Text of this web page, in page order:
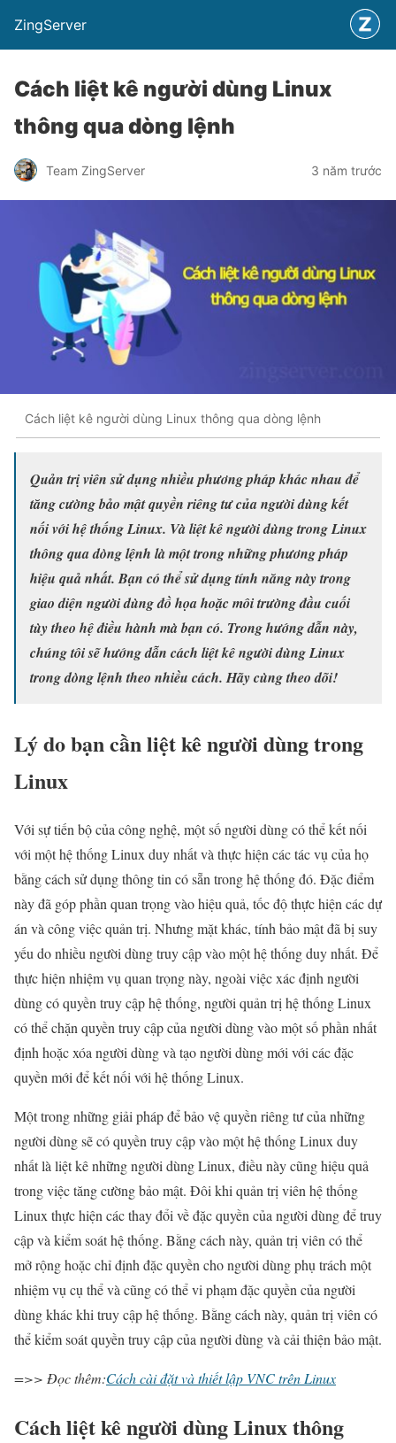
ZingServer
Cách liệt kê người dùng Linux
thông qua dòng lệnh
Team ZingServer 3 năm trước
Cách liệt kê người dùng Linux thông qua dòng lệnh
Quản trị viên sử dụng nhiều phương pháp khác nhau để
tăng cường bảo mật quyền riêng tư của người dùng kết
nối với hệ thống Linux. Và liệt kê người dùng trong Linux
thông qua dòng lệnh là một trong những phương pháp
hiệu quả nhất. Bạn có thể sử dụng tính năng này trong
giao diện người dùng đồ họa hoặc môi trường đầu cuối
tùy theo hệ điều hành mà bạn có. Trong hướng dẫn này,
chúng tôi sẽ hướng dẫn cách liệt kê người dùng Linux
trong dòng lệnh theo nhiều cách. Hãy cùng theo dõi!
Lý do bạn cần liệt kê người dùng trong
Linux
Với sự tiến bộ của công nghệ, một số người dùng có thể kết nối
với một hệ thống Linux duy nhất và thực hiện các tác vụ của họ
bằng cách sử dụng thông tin có sẵn trong hệ thống đó. Đặc điểm
này đã góp phần quan trọng vào hiệu quả, tốc độ thực hiện các dự
án và công việc quản trị. Nhưng mặt khác, tính bảo mật đã bị suy
yếu do nhiều người dùng truy cập vào một hệ thống duy nhất. Để
thực hiện nhiệm vụ quan trọng này, ngoài việc xác định người
dùng có quyền truy cập hệ thống, người quản trị hệ thống Linux
có thể chặn quyền truy cập của người dùng vào một số phần nhất
định hoặc xóa người dùng và tạo người dùng mới với các đặc
quyền mới để kết nối với hệ thống Linux.
Một trong những giải pháp để bảo vệ quyền riêng tư của những
người dùng sẽ có quyền truy cập vào một hệ thống Linux duy
nhất là liệt kê những người dùng Linux, điều này cũng hiệu quả
trong việc tăng cường bảo mật. Đôi khi quản trị viên hệ thống
Linux thực hiện các thay đổi về đặc quyền của người dùng để truy
cập và kiểm soát hệ thống. Bằng cách này, quản trị viên có thể
mở rộng hoặc chỉ định đặc quyền cho người dùng phụ trách một
nhiệm vụ cụ thể và cũng có thể vi phạm đặc quyền của người
dùng khác khi truy cập hệ thống. Bằng cách này, quản trị viên có
thể kiểm soát quyền truy cập của người dùng và cải thiện bảo mật.
=>> Đọc thêm:Cách cài đặt và thiết lập VNC trên Linux
Cách liệt kê người dùng Linux thông